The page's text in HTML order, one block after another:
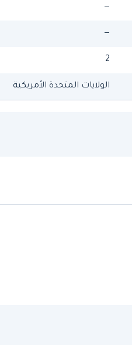
—
—
2
الولايات المتحدة الأمريكية